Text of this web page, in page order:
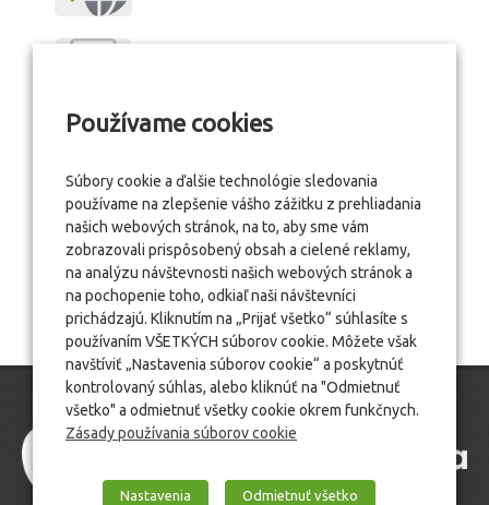
Používame cookies
Súbory cookie a ďalšie technológie sledovania
používame na zlepšenie vášho zážitku z prehliadania
našich webových stránok, na to, aby sme vám
zobrazovali prispôsobený obsah a cielené reklamy,
na analýzu návštevnosti našich webových stránok a
na pochopenie toho, odkiaľ naši návštevníci
prichádzajú. Kliknutím na „Prijať všetko“ súhlasíte s
používaním VŠETKÝCH súborov cookie. Môžete však
navštíviť „Nastavenia súborov cookie“ a poskytnúť
kontrolovaný súhlas, alebo kliknúť na "Odmietnuť
všetko" a odmietnuť všetky cookie okrem funkčnych.
Zásady používania súborov cookie
Nastavenia Odmietnuť všetko